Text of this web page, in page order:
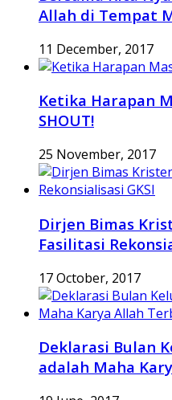
Allah di Tempat
11 December, 2017
Ketika Harapan
SHOUT!
25 November, 2017
Dirjen Bimas
Fasilitasi
17 October, 2017
Deklarasi Bulan
adalah Maha